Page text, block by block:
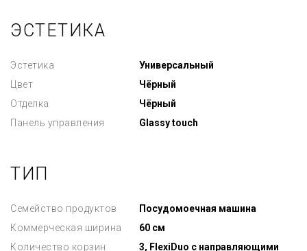
ЭСТЕТИКА
Эстетика
Универсальный
Цвет
Чёрный
Отделка
Чёрный
Панель управления
Glassy touch
ТИП
Семейство продуктов
Посудомоечная машина
Коммерческая ширина
60 см
Количество корзин
3, FlexiDuo с направляющими